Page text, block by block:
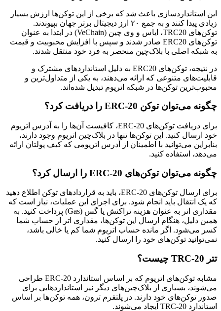
این استانداردسازی باعث شد که برخی از این توکن‌ها ارزش بسیار
زیادی پیدا کنند و به جمع ۲۰ ارز دیجیتال برتر جهان بپیوندند.
توکن‌های TRC20، ایاس و وی چین (VeChain) در ابتدا به عنوان
توکن‌های ERC20 صادر شدند و سپس با افزایش محبوبیت و قیمت
به شبکه اصلی با بلاک‌چین منحصر به فرد خود منتقل شدند.
در نتیجه، توکن‌های ERC20 به دلیل استانداردهای مشترک و
قابلیت‌های متنوعی که ارائه می‌دهند، به یکی از متداول‌ترین و
محبوب‌ترین توکن‌ها در شبکه اتریوم تبدیل شده‌اند.
چگونه می‌توان توکن ERC-20 را دریافت کرد؟
برای دریافت توکن‌های ERC-20، کافیست آن‌ها را به آدرس اتریوم
خود ارسال کنید. این توکن‌ها تنها در بلاک‌چین اتریوم وجود دارند،
بنابراین می‌توانید با اطمینان از آدرس اتریومی که کیف پولتان ارائه
می‌دهد، استفاده کنید.
چگونه می‌توان توکن‌های ERC-20 را ارسال کرد؟
برای ارسال توکن‌های ERC-20، باید به قراردادهای توکن اطلاع دهید
که یک انتقال باید انجام شود. برای اجرای این عملیات، نیاز است که
مقداری اتر به عنوان هزینه تراکنش یا گس (Gas) پرداخت کنید. به
همین دلیل، هنگام ارسال این توکن‌ها، مقداری اتر از حساب شما
کسر می‌شود. اگر مانده حساب اتریوم شما کم یا خالی باشد،
نمی‌توانید توکن‌های خود را ارسال کنید.
تتر TRC-20 چیست؟
مشابه توکن‌های اتریوم که بر اساس استاندارد ERC-20 طراحی
می‌شوند، بسیاری از بلاک‌چین‌های دیگر نیز استانداردهایی برای
صدور توکن‌های خود دارند. در پلتفرم ترون، همه توکن‌ها بر اساس
استاندارد TRC-20 ایجاد می‌شوند.